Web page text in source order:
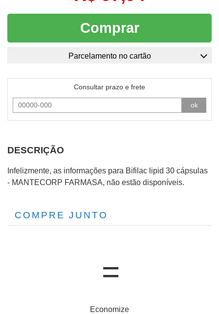
Comprar
Parcelamento no cartão
Consultar prazo e frete
ok
DESCRIÇÃO
Infelizmente, as informações para Bifilac lipid 30 cápsulas
- MANTECORP FARMASA, não estão disponíveis.
COMPRE JUNTO
Economize